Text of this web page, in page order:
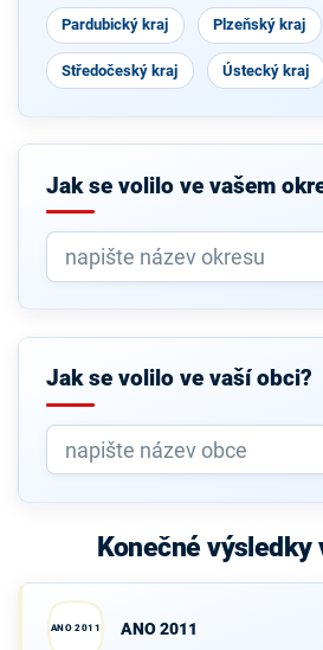
Pardubický kraj Plzeňský kraj
Středočeský kraj Ústecký kraj
Jak se volilo ve vašem
Jak se volilo ve vaší obci?
Konečné výsledky
ANO 2011 ANO 2011